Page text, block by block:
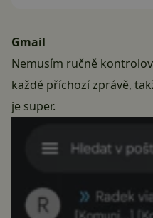
Gmail
Nemusím ručně
každé příchozí zprávě,
je super.